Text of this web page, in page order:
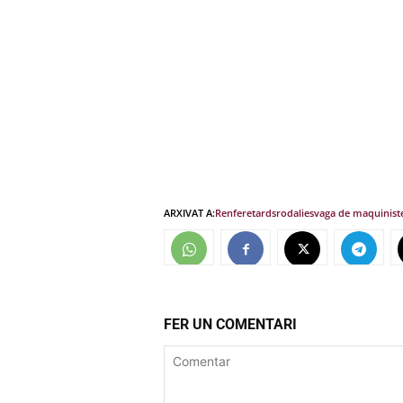
ARXIVAT A:Renferetardsrodaliesvaga de
FER UN COMENTARI